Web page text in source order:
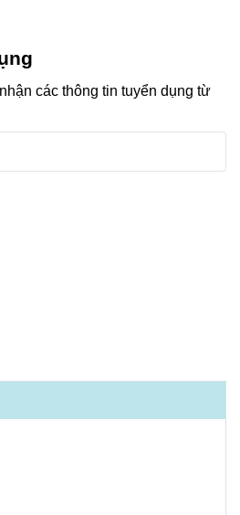
các thông tin tuyển dụng từ